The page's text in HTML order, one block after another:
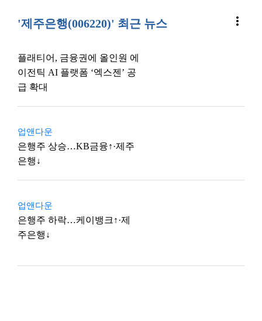
'제주은행(006220)' 최근 뉴스 more_vert
플래티어, 금융권에 올인원 에
이전틱 AI 플랫폼 ‘엑스젠’ 공
급 확대
업앤다운
은행주 상승…KB금융↑·제주
은행↓
업앤다운
은행주 하락…케이뱅크↑·제
주은행↓